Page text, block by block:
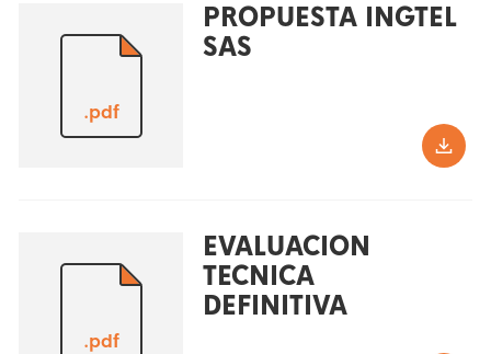
.pdf
PROPUESTA INGTEL
SAS
.pdf
EVALUACION
TECNICA
DEFINITIVA